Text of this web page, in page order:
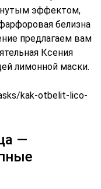
эффектом,
белизна
предлагаем вам
Ксения
лимонной маски.
kak-otbelit-lico-
—